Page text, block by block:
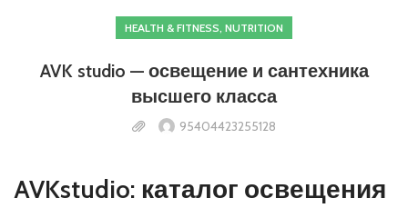
HEALTH & FITNESS, NUTRITION
AVK studio — освещение и сантехника
высшего класса
95404423255128
AVKstudio: каталог освещения